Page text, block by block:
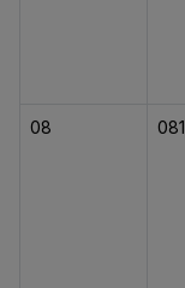
08 081